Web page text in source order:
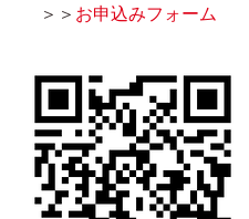
＞＞ お申込みフォーム